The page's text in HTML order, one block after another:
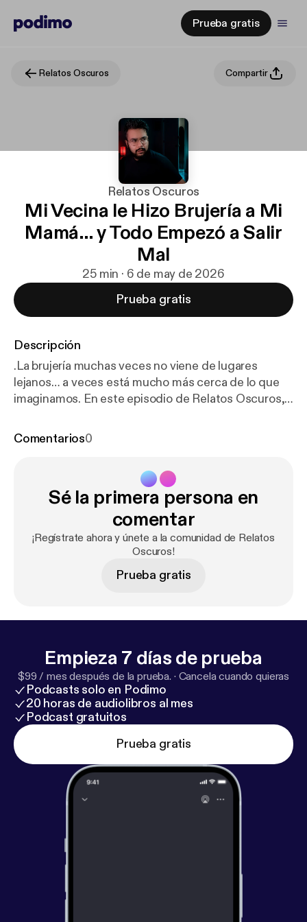
Prueba gratis
Relatos Oscuros Compartir
Relatos Oscuros
Mi Vecina le Hizo Brujería a Mi
Mamá… y Todo Empezó a Salir
Mal
25 min · 6 de may de 2026
Prueba gratis
Descripción
.La brujería muchas veces no viene de lugares
lejanos… a veces está mucho más cerca de lo que
imaginamos. En este episodio de Relatos Oscuros,
descubren que alguien cercano comenzó a afectar
cambios extraños en la salud y comportamiento de
una madre… hasta descubrir que todo parecía estar
relacionado con una vecina que practicaba brujería.
Lo que comenzó como pequeños problemas
terminó convirtiéndose en una situación aterradora
Historias donde la envidia, el rencor y las malas
cercano puede hacerte brujería?
Comentarios0
Sé la primera persona en
comentar
¡Regístrate ahora y únete a la comunidad de Relatos
Oscuros!
Prueba gratis
Empieza 7 días de prueba
$99 / mes después de la prueba. · Cancela cuando quieras
Podcasts solo en Podimo
20 horas de audiolibros al mes
Podcast gratuitos
Prueba gratis